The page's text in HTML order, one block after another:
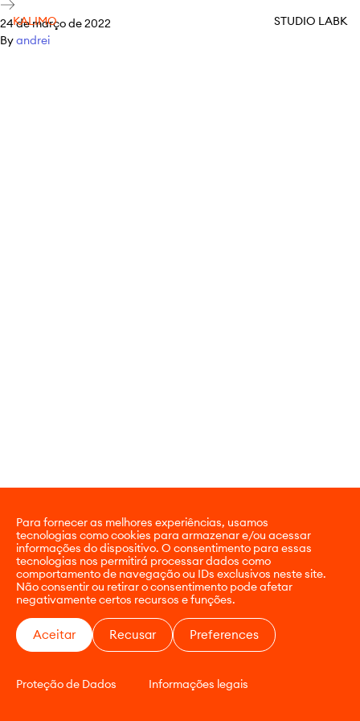
Para fornecer as melhores experiências, usamos
tecnologias como cookies para armazenar e/ou acessar
informações do dispositivo. O consentimento para essas
tecnologias nos permitirá processar dados como
comportamento de navegação ou IDs exclusivos neste site.
Não consentir ou retirar o consentimento pode afetar
negativamente certos recursos e funções.
Aceitar Recusar Preferences
Proteção de Dados Informações legais
KALIMO STUDIO LABK
24 de março de 2022
Byandrei